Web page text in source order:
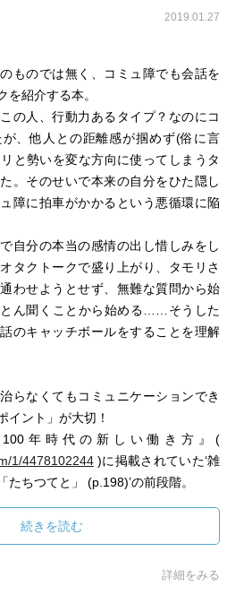
ケたらOK、ムッとしないで乗っか
(ひと)が決める
、「聞いちゃいけない」って思い込
けど、「聞かれたくない」っておも
ない！
2019.01.27
ものでは無く、コミュ障でも会話を
を紹介する本。
の人、行動力あるタイプ？なのにコ
が、他人との距離感が掴めず(俗に言
と勢いを変な方向に使ってしまうタ
。そのせいで本来の自分をひた隠し
障に拍車がかかるという悪循環に陥
自分の本当の感情の出し惜しみをし
タクトークで盛り上がり、タモリさ
わせようとせず、無難な質問から始
ん聞くことから始める……そうした
のキャッチボールをすることを理解
らなくてもコミュニケーションでき
イント」が大切！
年時代の新しい働き方』(
1/4478102244)に掲載されていた‘雑
ちつてと」 (p.198)’の前段階。
続きを読む
詳細をみる